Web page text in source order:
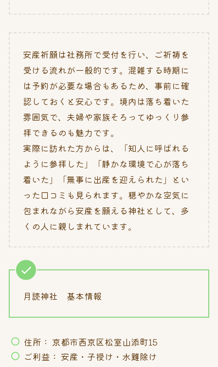
安産祈願は社務所で受付を行い、ご祈祷を
受ける流れが一般的です。混雑する時期に
は予約が必要な場合もあるため、事前に確
認しておくと安心です。境内は落ち着いた
雰囲気で、夫婦や家族そろってゆっくり参
拝できるのも魅力です。
実際に訪れた方からは、「知人に呼ばれる
ように参拝した」「静かな環境で心が落ち
着いた」「無事に出産を迎えられた」とい
った口コミも見られます。穏やかな空気に
包まれながら安産を願える神社として、多
くの人に親しまれています。
月読神社 基本情報
住所： 京都市西京区松室山添町15
ご利益： 安産・子授け・水難除け